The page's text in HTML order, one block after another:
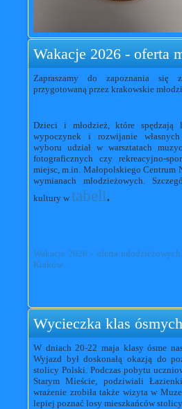
Wakacje 2026 - oferta
Zapraszamy do zapoznania
przygotowaną przez krakowskie
Dzieci i młodzież, które
wypoczynek i rozwijanie
wyboru udział w warsztatach
fotograficznych czy rekreacyjno-
miejsc, m.in. Małopolskiego
wymianach młodzieżowych.
kultury w tabeli.
Wakacje 2026 - oferta
Kraków
Wycieczka klas
W dniach 20-22 maja klasy ósme
Wyjazd był doskonałą okazją do
stolicy Polski. Podczas pobytu
Starym Mieście, podziwiali
wrażenie zrobiła także wizyta w
lepiej poznać losy mieszkańców